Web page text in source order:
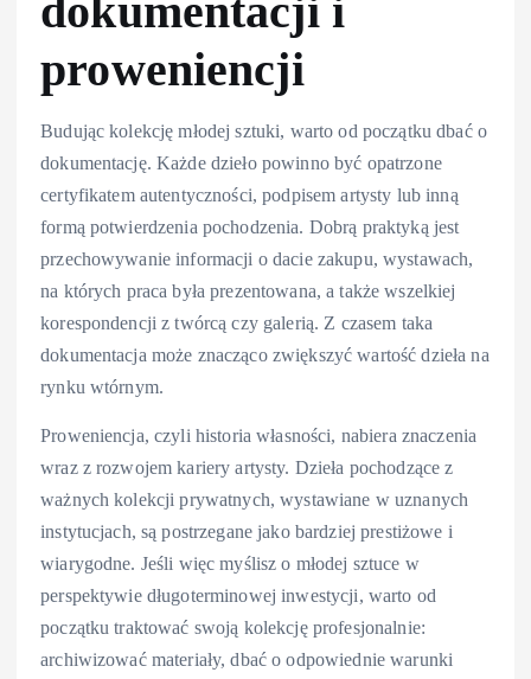
dokumentacji i
proweniencji
Budując kolekcję młodej sztuki, warto od początku dbać o
dokumentację. Każde dzieło powinno być opatrzone
certyfikatem autentyczności, podpisem artysty lub inną
formą potwierdzenia pochodzenia. Dobrą praktyką jest
przechowywanie informacji o dacie zakupu, wystawach,
na których praca była prezentowana, a także wszelkiej
korespondencji z twórcą czy galerią. Z czasem taka
dokumentacja może znacząco zwiększyć wartość dzieła na
rynku wtórnym.
Proweniencja, czyli historia własności, nabiera znaczenia
wraz z rozwojem kariery artysty. Dzieła pochodzące z
ważnych kolekcji prywatnych, wystawiane w uznanych
instytucjach, są postrzegane jako bardziej prestiżowe i
wiarygodne. Jeśli więc myślisz o młodej sztuce w
perspektywie długoterminowej inwestycji, warto od
początku traktować swoją kolekcję profesjonalnie:
archiwizować materiały, dbać o odpowiednie warunki